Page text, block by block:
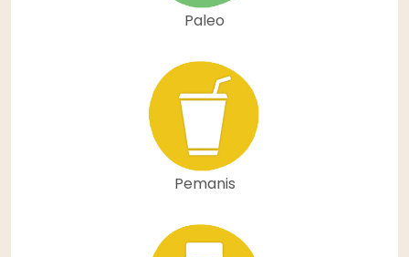
Paleo
Pemanis